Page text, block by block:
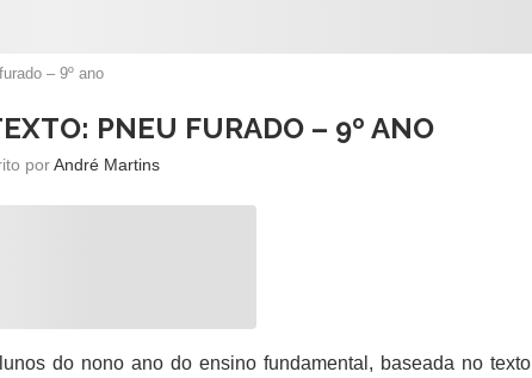
– 9º ano
PNEU FURADO – 9º ANO
porAndré Martins
do nono ano do ensino fundamental, baseada no texto